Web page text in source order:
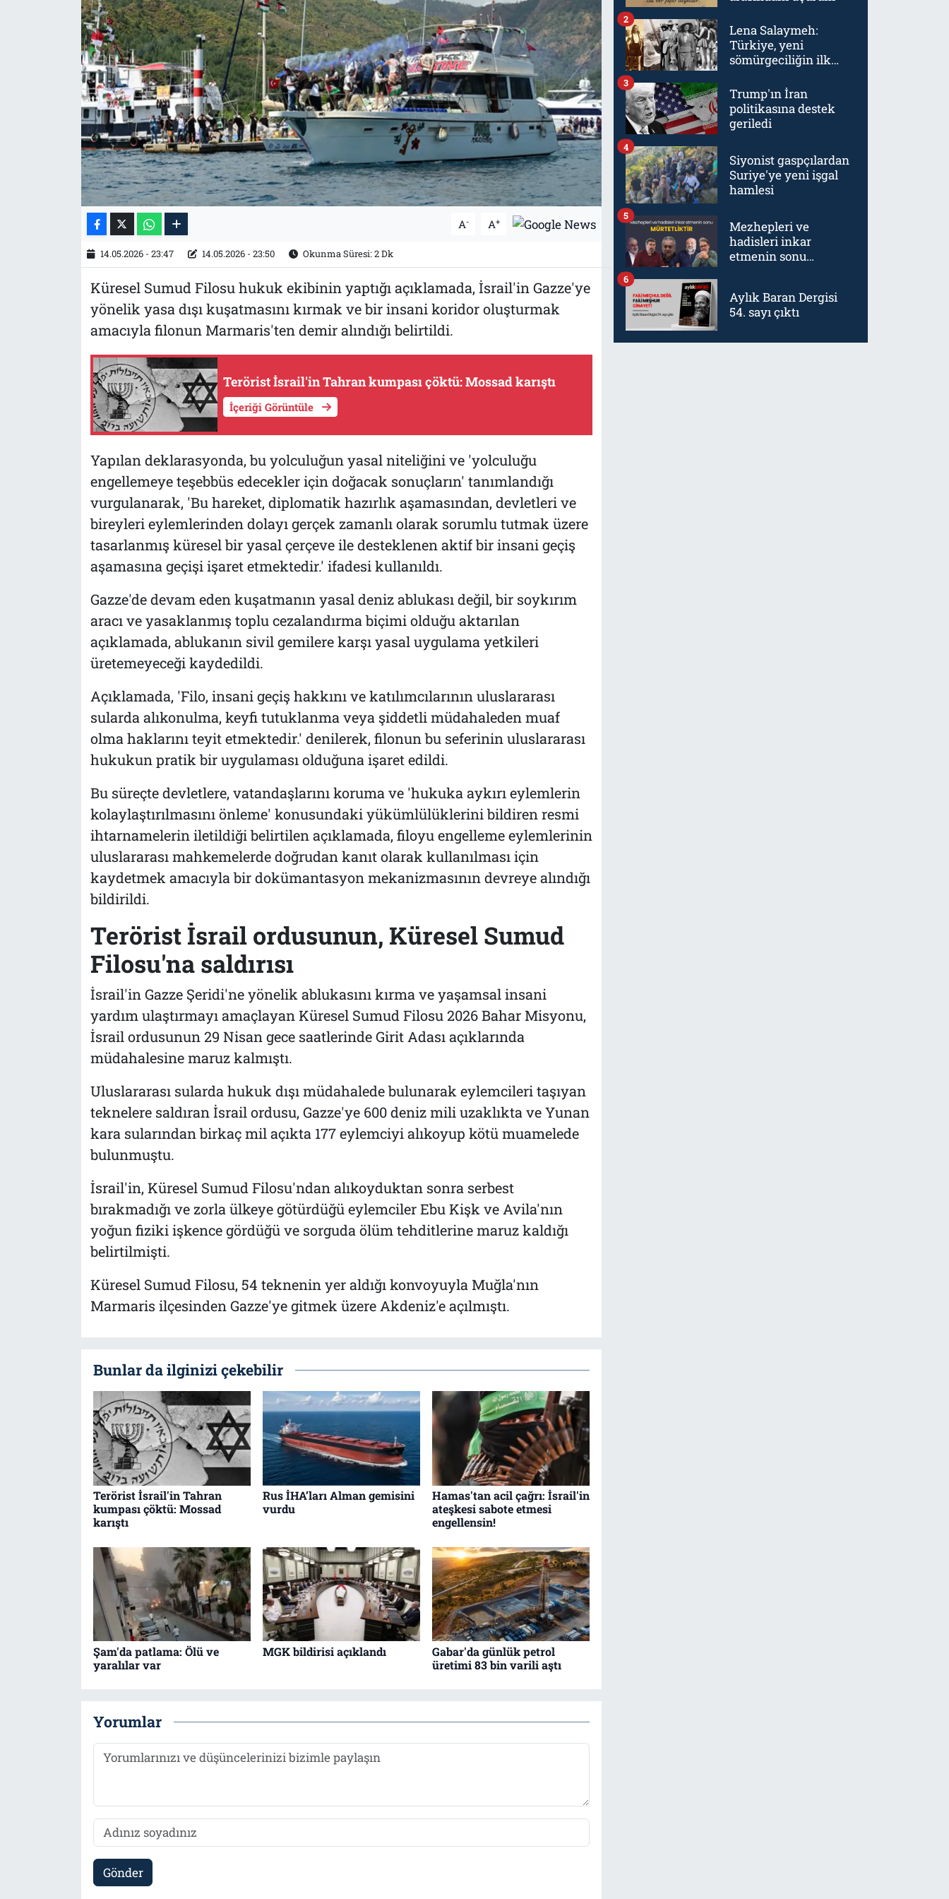
A- A+
14.05.2026 - 23:47 14.05.2026 - 23:50 Okunma Süresi: 2 Dk
Küresel Sumud Filosu hukuk ekibinin yaptığı açıklamada, İsrail'in Gazze'ye
yönelik yasa dışı kuşatmasını kırmak ve bir insani koridor oluşturmak
amacıyla filonun Marmaris'ten demir alındığı belirtildi.
Terörist İsrail'in Tahran kumpası çöktü: Mossad karıştı
İçeriği Görüntüle
Yapılan deklarasyonda, bu yolculuğun yasal niteliğini ve 'yolculuğu
engellemeye teşebbüs edecekler için doğacak sonuçların' tanımlandığı
vurgulanarak, 'Bu hareket, diplomatik hazırlık aşamasından, devletleri ve
bireyleri eylemlerinden dolayı gerçek zamanlı olarak sorumlu tutmak üzere
tasarlanmış küresel bir yasal çerçeve ile desteklenen aktif bir insani geçiş
aşamasına geçişi işaret etmektedir.' ifadesi kullanıldı.
Gazze'de devam eden kuşatmanın yasal deniz ablukası değil, bir soykırım
aracı ve yasaklanmış toplu cezalandırma biçimi olduğu aktarılan
açıklamada, ablukanın sivil gemilere karşı yasal uygulama yetkileri
üretemeyeceği kaydedildi.
Açıklamada, 'Filo, insani geçiş hakkını ve katılımcılarının uluslararası
sularda alıkonulma, keyfi tutuklanma veya şiddetli müdahaleden muaf
olma haklarını teyit etmektedir.' denilerek, filonun bu seferinin uluslararası
hukukun pratik bir uygulaması olduğuna işaret edildi.
Bu süreçte devletlere, vatandaşlarını koruma ve 'hukuka aykırı eylemlerin
kolaylaştırılmasını önleme' konusundaki yükümlülüklerini bildiren resmi
ihtarnamelerin iletildiği belirtilen açıklamada, filoyu engelleme eylemlerinin
uluslararası mahkemelerde doğrudan kanıt olarak kullanılması için
kaydetmek amacıyla bir dokümantasyon mekanizmasının devreye alındığı
bildirildi.
Terörist İsrail ordusunun, Küresel Sumud
Filosu'na saldırısı
İsrail'in Gazze Şeridi'ne yönelik ablukasını kırma ve yaşamsal insani
yardım ulaştırmayı amaçlayan Küresel Sumud Filosu 2026 Bahar Misyonu,
İsrail ordusunun 29 Nisan gece saatlerinde Girit Adası açıklarında
müdahalesine maruz kalmıştı.
Uluslararası sularda hukuk dışı müdahalede bulunarak eylemcileri taşıyan
teknelere saldıran İsrail ordusu, Gazze'ye 600 deniz mili uzaklıkta ve Yunan
kara sularından birkaç mil açıkta 177 eylemciyi alıkoyup kötü muamelede
bulunmuştu.
İsrail'in, Küresel Sumud Filosu'ndan alıkoyduktan sonra serbest
bırakmadığı ve zorla ülkeye götürdüğü eylemciler Ebu Kişk ve Avila'nın
yoğun fiziki işkence gördüğü ve sorguda ölüm tehditlerine maruz kaldığı
belirtilmişti.
Küresel Sumud Filosu, 54 teknenin yer aldığı konvoyuyla Muğla'nın
Marmaris ilçesinden Gazze'ye gitmek üzere Akdeniz'e açılmıştı.
Bunlar da ilginizi çekebilir
Terörist İsrail'in Tahran
kumpası çöktü: Mossad
karıştı
Rus İHA’ları Alman gemisini
vurdu
Hamas'tan acil çağrı: İsrail'in
ateşkesi sabote etmesi
engellensin!
Şam'da patlama: Ölü ve
yaralılar var
MGK bildirisi açıklandı
Gabar'da günlük petrol
üretimi 83 bin varili aştı
Yorumlar
Gönder
Lena Salaymeh:
Türkiye, yeni
sömürgeciliğin ilk
2
Trump'ın İran
politikasına destek
geriledi
3
Siyonist gaspçılardan
Suriye'ye yeni işgal
hamlesi
4
Mezhepleri ve
hadisleri inkar
etmenin sonu
5
Aylık Baran Dergisi
54. sayı çıktı
6
İletişim